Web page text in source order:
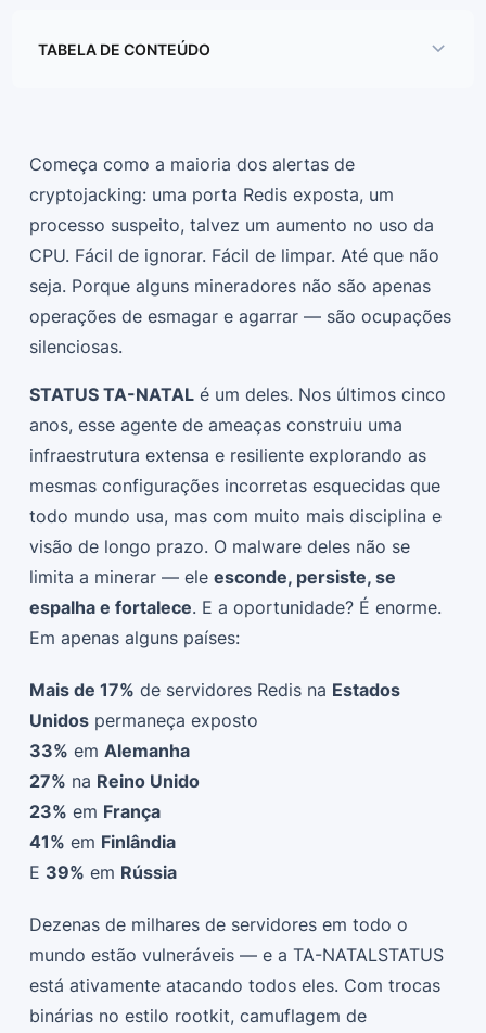
TABELA DE CONTEÚDO
Começa como a maioria dos alertas de
cryptojacking: uma porta Redis exposta, um
processo suspeito, talvez um aumento no uso da
CPU. Fácil de ignorar. Fácil de limpar. Até que não
seja. Porque alguns mineradores não são apenas
operações de esmagar e agarrar — são ocupações
silenciosas.
STATUS TA-NATAL é um deles. Nos últimos cinco
anos, esse agente de ameaças construiu uma
infraestrutura extensa e resiliente explorando as
mesmas configurações incorretas esquecidas que
todo mundo usa, mas com muito mais disciplina e
visão de longo prazo. O malware deles não se
limita a minerar — eleesconde, persiste, se
espalha e fortalece. E a oportunidade? É enorme.
Em apenas alguns países:
Mais de 17% de servidores Redis na Estados
Unidos permaneça exposto
33% emAlemanha
27% na Reino Unido
23% em França
41% em Finlândia
E 39% em Rússia
Dezenas de milhares de servidores em todo o
mundo estão vulneráveis — e a TA-NATALSTATUS
está ativamente atacando todos eles. Com trocas
binárias no estilo rootkit, camuflagem de